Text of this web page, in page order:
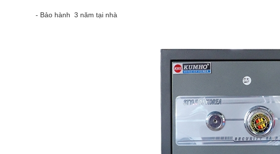
- Bảo hành 3 năm tại nhà